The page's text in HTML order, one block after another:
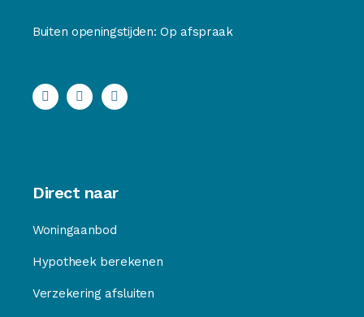
Buiten openingstijden: Op afspraak
Direct naar
Woningaanbod
Hypotheek berekenen
Verzekering afsluiten